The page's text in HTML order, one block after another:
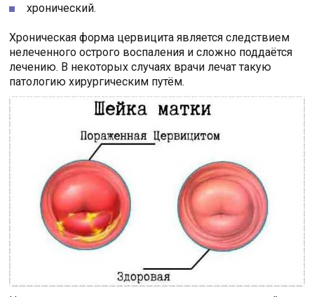
хронический.
Хроническая форма цервицита является следствием
нелеченного острого воспаления и сложно поддаётся
лечению. В некоторых случаях врачи лечат такую
патологию хирургическим путём.